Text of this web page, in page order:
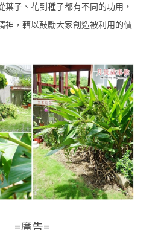
葉子、花到種子都有不同的功用，
神，藉以鼓勵大家創造被利用的價
=廣告=